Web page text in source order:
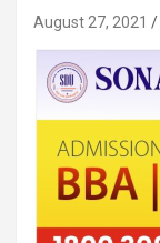
August 27, 2021